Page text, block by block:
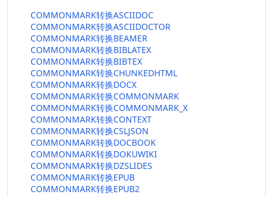
COMMONMARK转换ASCIIDOC
COMMONMARK转换ASCIIDOCTOR
COMMONMARK转换BEAMER
COMMONMARK转换BIBLATEX
COMMONMARK转换BIBTEX
COMMONMARK转换CHUNKEDHTML
COMMONMARK转换DOCX
COMMONMARK转换COMMONMARK
COMMONMARK转换COMMONMARK_X
COMMONMARK转换CONTEXT
COMMONMARK转换CSLJSON
COMMONMARK转换DOCBOOK
COMMONMARK转换DOKUWIKI
COMMONMARK转换DZSLIDES
COMMONMARK转换EPUB
COMMONMARK转换EPUB2